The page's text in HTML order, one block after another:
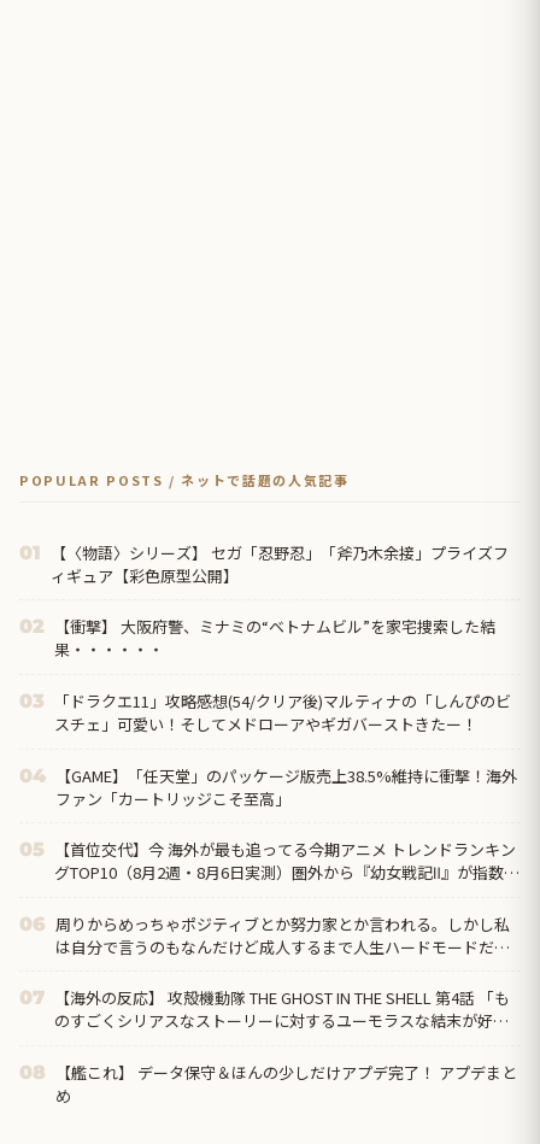
POPULAR POSTS / ネットで話題の人気記事
01
【〈物語〉シリーズ】 セガ「忍野忍」「斧乃木余接」プライズフ
ィギュア【彩色原型公開】
02
【衝撃】 大阪府警、ミナミの“ベトナムビル”を家宅捜索した結
果・・・・・・
03
「ドラクエ11」攻略感想(54/クリア後)マルティナの「しんぴのビ
スチェ」可愛い！そしてメドローアやギガバーストきたー！
04
【GAME】「任天堂」のパッケージ版売上38.5%維持に衝撃！海外
ファン「カートリッジこそ至高」
05
【首位交代】今 海外が最も追ってる今期アニメ トレンドランキン
グTOP10（8月2週・8月6日実測）圏外から『幼女戦記Ⅱ』が指数
06 周りからめっちゃポジティブとか努力家とか言われる。しかし私
は自分で言うのもなんだけど成人するまで人生ハードモードだっ
07
【海外の反応】 攻殻機動隊 THE GHOST IN THE SHELL 第4話 「も
のすごくシリアスなストーリーに対するユーモラスな結末が好
08
【艦これ】 データ保守＆ほんの少しだけアプデ完了！ アプデまと
め